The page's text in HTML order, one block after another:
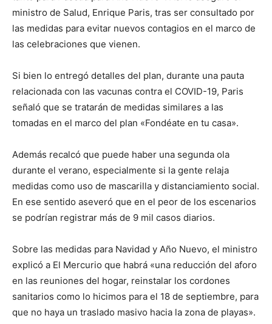
ministro de Salud, Enrique Paris, tras ser consultado por
las medidas para evitar nuevos contagios en el marco de
las celebraciones que vienen.
Si bien lo entregó detalles del plan, durante una pauta
relacionada con las vacunas contra el COVID-19, Paris
señaló que se tratarán de medidas similares a las
tomadas en el marco del plan «Fondéate en tu casa».
Además recalcó que puede haber una segunda ola
durante el verano, especialmente si la gente relaja
medidas como uso de mascarilla y distanciamiento social.
En ese sentido aseveró que en el peor de los escenarios
se podrían registrar más de 9 mil casos diarios.
Sobre las medidas para Navidad y Año Nuevo, el ministro
explicó a El Mercurio que habrá «una reducción del aforo
en las reuniones del hogar, reinstalar los cordones
sanitarios como lo hicimos para el 18 de septiembre, para
que no haya un traslado masivo hacia la zona de playas».